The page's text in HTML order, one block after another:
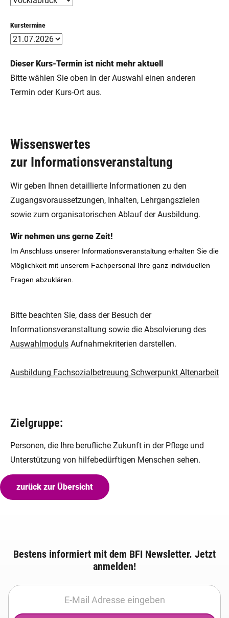
Wissenswertes
zur Informationsveranstaltung
Wir geben Ihnen detaillierte Informationen zu den
Zugangsvoraussetzungen, Inhalten, Lehrgangszielen
sowie zum organisatorischen Ablauf der Ausbildung.
Wir nehmen uns gerne Zeit!
Im Anschluss unserer Informationsveranstaltung erhalten Sie die
Möglichkeit mit unserem Fachpersonal Ihre ganz individuellen
Fragen abzuklären.
Bitte beachten Sie, dass der Besuch der
Informationsveranstaltung sowie die Absolvierung des
Auswahlmoduls Aufnahmekriterien darstellen.
Ausbildung Fachsozialbetreuung Schwerpunkt Altenarbeit
Zielgruppe:
Personen, die Ihre berufliche Zukunft in der Pflege und
Unterstützung von hilfebedürftigen Menschen sehen.
Kurstermine
Dieser Kurs-Termin ist nicht mehr aktuell
Bitte wählen Sie oben in der Auswahl einen anderen
Termin oder Kurs-Ort aus.
zurück zur Übersicht
Bestens informiert mit dem BFI Newsletter. Jetzt
anmelden!